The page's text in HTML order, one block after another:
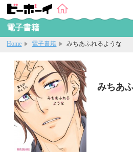
電子書籍
Home 電子書籍 みちあふれるような
みちあ